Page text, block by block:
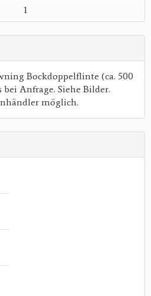
1
Bockdoppelflinte (ca. 500
bei Anfrage. Siehe Bilder.
möglich.